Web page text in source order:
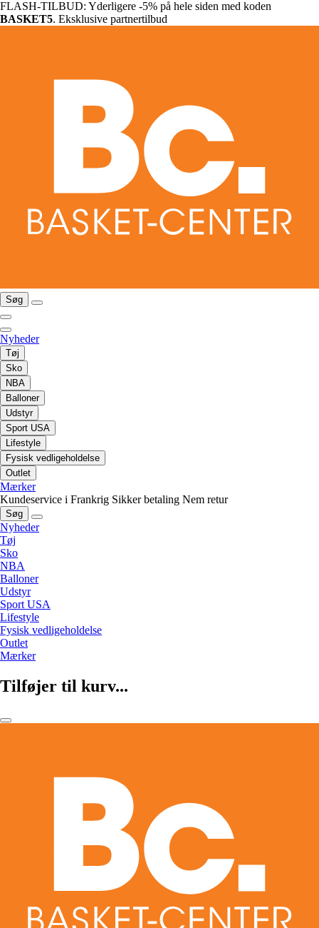
FLASH-TILBUD: Yderligere -5% på hele siden med koden
BASKET5. Eksklusive partnertilbud
Søg
Nyheder
Tøj
Sko
NBA
Balloner
Udstyr
Sport USA
Lifestyle
Fysisk vedligeholdelse
Outlet
Mærker
Kundeservice i Frankrig Sikker betaling Nem retur
Søg
Nyheder
Tøj
Sko
NBA
Balloner
Udstyr
Sport USA
Lifestyle
Fysisk vedligeholdelse
Outlet
Mærker
Tilføjer til kurv...